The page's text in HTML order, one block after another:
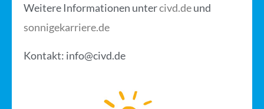
Weitere Informationen untercivd.deund
sonnigekarriere.de
Kontakt: info@civd.de